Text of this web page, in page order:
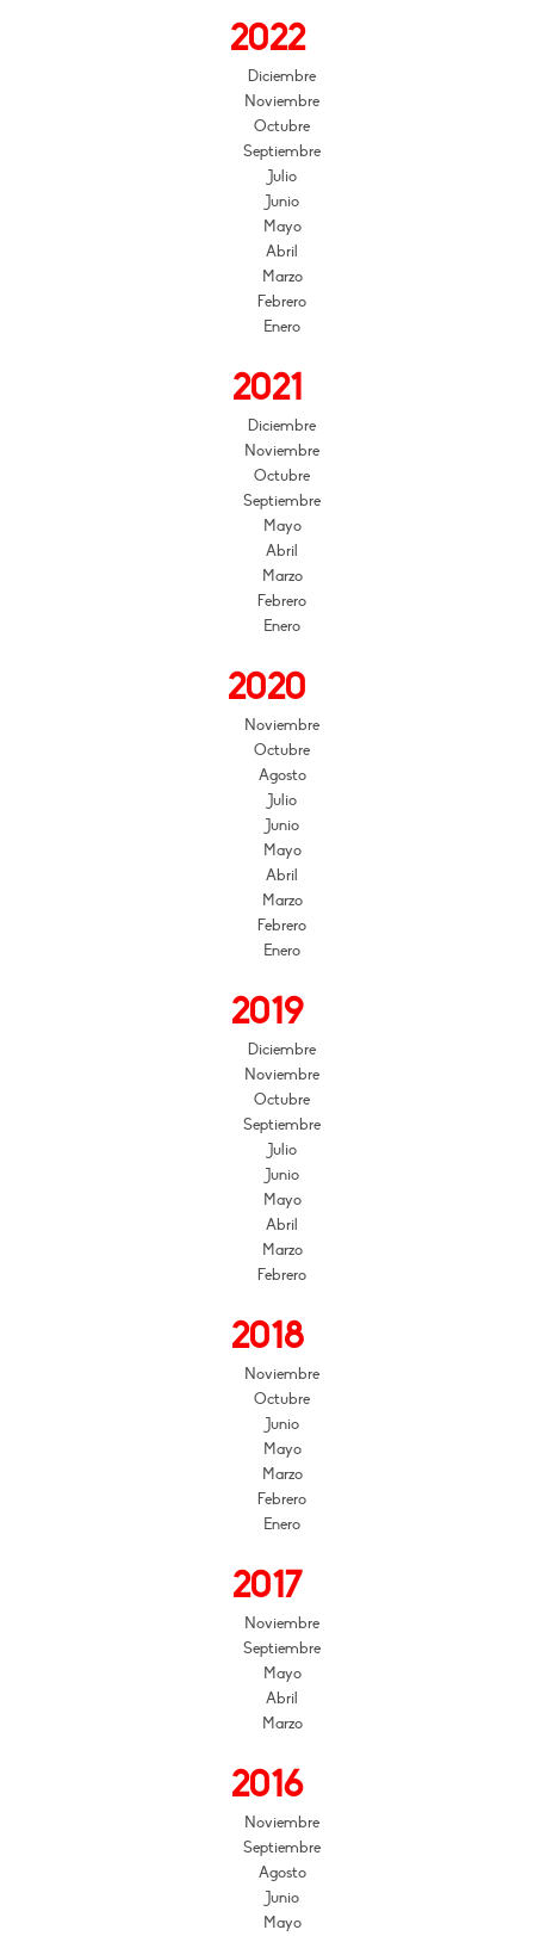
2022
Diciembre
Noviembre
Octubre
Septiembre
Julio
Junio
Mayo
Abril
Marzo
Febrero
Enero
2021
Diciembre
Noviembre
Octubre
Septiembre
Mayo
Abril
Marzo
Febrero
Enero
2020
Noviembre
Octubre
Agosto
Julio
Junio
Mayo
Abril
Marzo
Febrero
Enero
2019
Diciembre
Noviembre
Octubre
Septiembre
Julio
Junio
Mayo
Abril
Marzo
Febrero
2018
Noviembre
Octubre
Junio
Mayo
Marzo
Febrero
Enero
2017
Noviembre
Septiembre
Mayo
Abril
Marzo
2016
Noviembre
Septiembre
Agosto
Junio
Mayo